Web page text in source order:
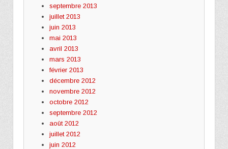
septembre 2013
juillet 2013
juin 2013
mai 2013
avril 2013
mars 2013
février 2013
décembre 2012
novembre 2012
octobre 2012
septembre 2012
août 2012
juillet 2012
juin 2012